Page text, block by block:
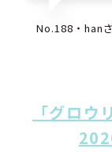
No.188・han
「グロ